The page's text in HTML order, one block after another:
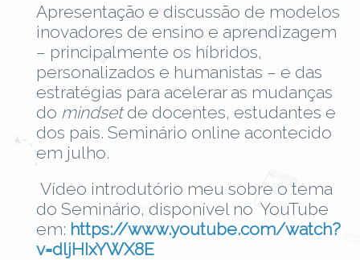
Apresentação e discussão de modelos
inovadores de ensino e aprendizagem
– principalmente os híbridos,
personalizados e humanistas – e das
estratégias para acelerar as mudanças
do mindsetde docentes, estudantes e
dos pais. Seminário online acontecido
em julho.
Vídeo introdutório meu sobre o tema
do Seminário, disponível no YouTube
em: https://www.youtube.com/watch?
v=dljHIxYWX8E